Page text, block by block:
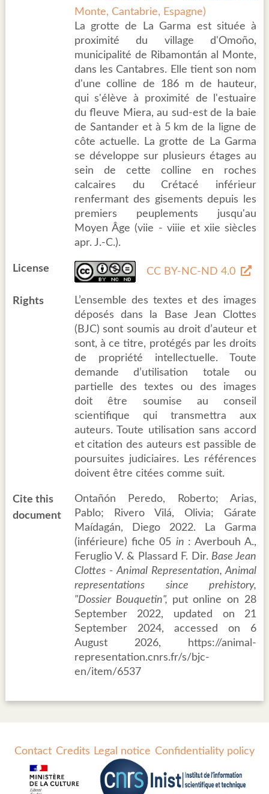
Monte, Cantabrie, Espagne)
La grotte de La Garma est située à
proximité du village d'Omoño,
municipalité de Ribamontán al Monte,
dans les Cantabres. Elle tient son nom
d'une colline de 186 m de hauteur,
qui s'élève à proximité de l'estuaire
du fleuve Miera, au sud-est de la baie
de Santander et à 5 km de la ligne de
côte actuelle. La grotte de La Garma
se développe sur plusieurs étages au
sein de cette colline en roches
calcaires du Crétacé inférieur
renfermant des gisements depuis les
premiers peuplements jusqu'au
Moyen Âge (viie - viiie et xiie siècles
apr. J.-C.).
License CC BY-NC-ND 4.0
Rights
L’ensemble des textes et des images
déposés dans la Base Jean Clottes
(BJC) sont soumis au droit d’auteur et
sont, à ce titre, protégés par les droits
de propriété intellectuelle. Toute
demande d’utilisation totale ou
partielle des textes ou des images
doit être soumise au conseil
scientifique qui transmettra aux
auteurs. Toute utilisation sans accord
et citation des auteurs est passible de
poursuites judiciaires. Les références
doivent être citées comme suit.
Cite this
document
Ontañón Peredo, Roberto; Arias,
Pablo; Rivero Vilá, Olivia; Gárate
Maídagán, Diego 2022. La Garma
(inférieure) fiche 05 in : Averbouh A.,
Feruglio V. & Plassard F. Dir. Base Jean
Clottes - Animal Representation, Animal
representations since prehistory,
"Dossier Bouquetin", put online on 28
September 2022, updated on 21
September 2024, accessed on 6
August 2026, https://animal-
representation.cnrs.fr/s/bjc-
en/item/6537
Contact Credits Legal notice Confidentiality policy